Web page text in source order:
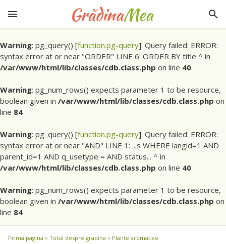
Warning: pg_query() [function.pg-query]: Query failed: ERROR:
syntax error at or near "ORDER" LINE 6: ORDER BY title ^ in
/var/www/html/lib/classes/cdb.class.php on line 40
Warning: pg_num_rows() expects parameter 1 to be resource,
boolean given in /var/www/html/lib/classes/cdb.class.php on
line 84
Warning: pg_query() [function.pg-query]: Query failed: ERROR:
syntax error at or near "AND" LINE 1: ...s WHERE langid=1 AND
parent_id=1 AND q_usetype = AND status... ^ in
/var/www/html/lib/classes/cdb.class.php on line 40
Warning: pg_num_rows() expects parameter 1 to be resource,
boolean given in /var/www/html/lib/classes/cdb.class.php on
line 84
Prima pagina » Totul despre gradina » Plante aromatice